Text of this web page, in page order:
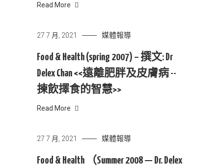
Read More
27 7 月, 2021 媒體報導
Food & Health (spring 2007) – 撰文: Dr
Delex Chan <<遠離肥胖及皮膚病 --
揀飲擇食的智慧>>
Read More
27 7 月, 2021 媒體報導
Food & Health （Summer 2008 — Dr. Delex